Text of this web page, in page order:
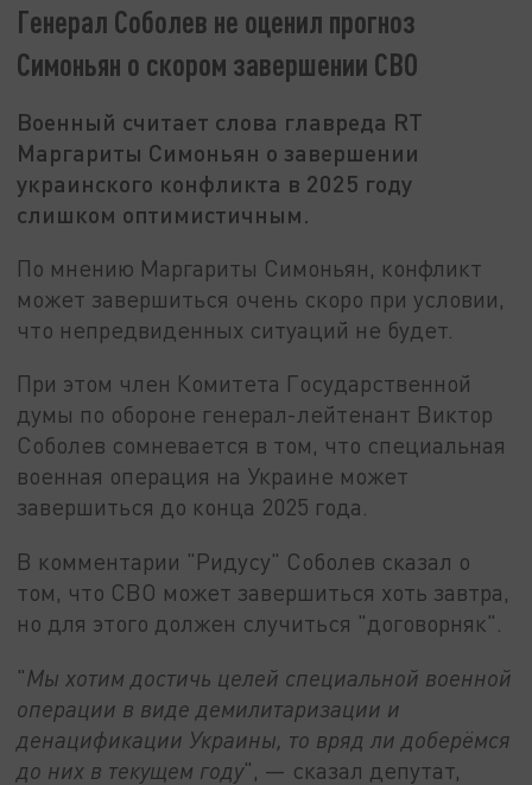
Генерал Соболев не оценил прогноз
Симоньян о скором завершении СВО
Военный считает слова главреда RT
Маргариты Симоньян о завершении
украинского конфликта в 2025 году
слишком оптимистичным.
По мнению Маргариты Симоньян, конфликт
может завершиться очень скоро при условии,
что непредвиденных ситуаций не будет.
При этом член Комитета Государственной
думы по обороне генерал-лейтенант Виктор
Соболев сомневается в том, что специальная
военная операция на Украине может
завершиться до конца 2025 года.
В комментарии "Ридусу" Соболев сказал о
том, что СВО может завершиться хоть завтра,
но для этого должен случиться "договорняк".
"Мы хотим достичь целей специальной военной
операции в виде демилитаризации и
денацификации Украины, то вряд ли доберёмся
до них в текущем году", — сказал депутат,